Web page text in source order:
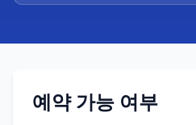
예약 가능 여부